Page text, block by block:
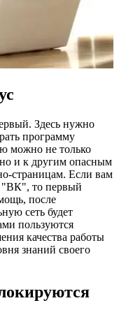
Здесь нужно
программу
можно не только
и к другим опасным
страницам. Если вам
"ВК", то первый
после
сеть будет
пользуются
качества работы
знаний своего